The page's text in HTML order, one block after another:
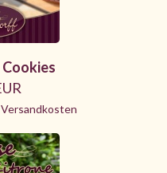
Versandkosten